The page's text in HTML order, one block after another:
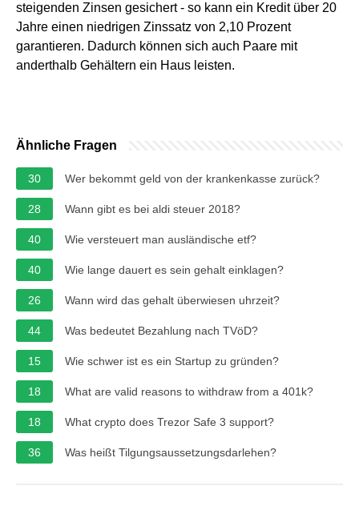
steigenden Zinsen gesichert - so kann ein Kredit über 20
Jahre einen niedrigen Zinssatz von 2,10 Prozent
garantieren. Dadurch können sich auch Paare mit
anderthalb Gehältern ein Haus leisten.
Ähnliche Fragen
30 Wer bekommt geld von der krankenkasse zurück?
28 Wann gibt es bei aldi steuer 2018?
40 Wie versteuert man ausländische etf?
40 Wie lange dauert es sein gehalt einklagen?
26 Wann wird das gehalt überwiesen uhrzeit?
44 Was bedeutet Bezahlung nach TVöD?
15 Wie schwer ist es ein Startup zu gründen?
18 What are valid reasons to withdraw from a 401k?
18 What crypto does Trezor Safe 3 support?
36 Was heißt Tilgungsaussetzungsdarlehen?